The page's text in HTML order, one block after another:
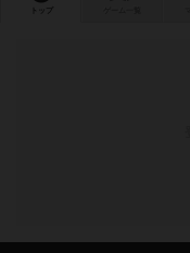
トップ